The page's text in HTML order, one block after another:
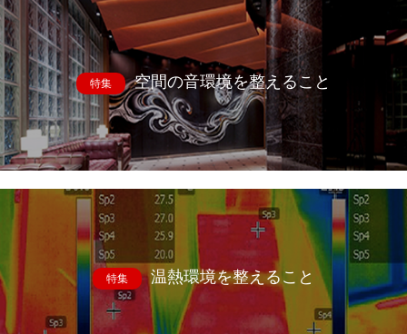
特集 空間の音環境を整えること
特集 温熱環境を整えること